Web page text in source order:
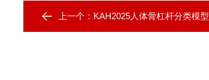
上一个： KAH2025人体骨杠杆分类模型